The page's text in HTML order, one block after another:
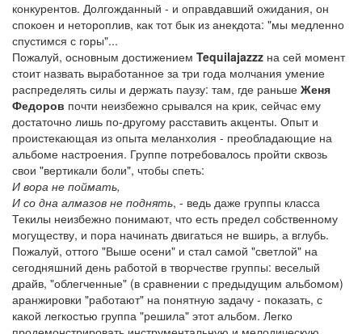
конкурентов. Долгожданный - и оправдавший ожидания, он
спокоен и нетороплив, как тот бык из анекдота: "мы медленно
спустимся с горы"...
Пожалуй, основным достижением Tequilajazzz на сей момент
стоит назвать выработанное за три года молчания умение
распределять силы и держать паузу: там, где раньше Женя
Федоров почти неизбежно срывался на крик, сейчас ему
достаточно лишь по-другому расставить акценты. Опыт и
проистекающая из опыта меланхолия - преобладающие на
альбоме настроения. Группе потребовалось пройти сквозь
свои "вертикали боли", чтобы спеть:
И вора не поймать,
И со дна алмазов не поднять, - ведь даже группы класса
Текилы неизбежно понимают, что есть предел собственному
могуществу, и пора начинать двигаться не вширь, а вглубь.
Пожалуй, оттого "Выше осени" и стал самой "светлой" на
сегодняшний день работой в творчестве группы: веселый
драйв, "облегченные" (в сравнении с предыдущим альбомом)
аранжировки "работают" на понятную задачу - показать, с
какой легкостью группа "решила" этот альбом. Легко